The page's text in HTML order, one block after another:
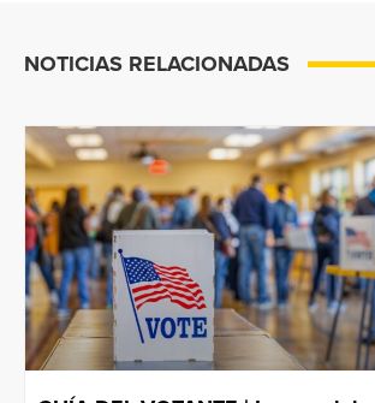
NOTICIAS RELACIONADAS